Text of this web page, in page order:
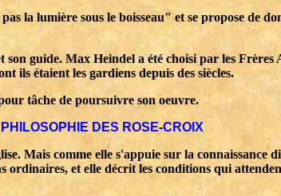
lumière sous le boisseau" et se propose de
guide. Max Heindel a été choisi par les
ils étaient les gardiens depuis des siècles.
tâche de poursuivre son oeuvre.
DES ROSE-CROIX
Mais comme elle s'appuie sur la connaissance
et elle décrit les conditions qui